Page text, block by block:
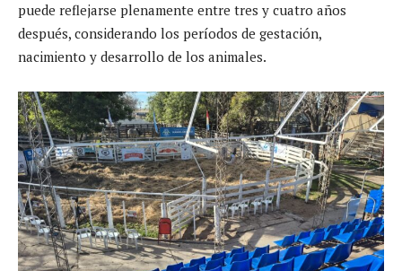
puede reflejarse plenamente entre tres y cuatro años
después, considerando los períodos de gestación,
nacimiento y desarrollo de los animales.